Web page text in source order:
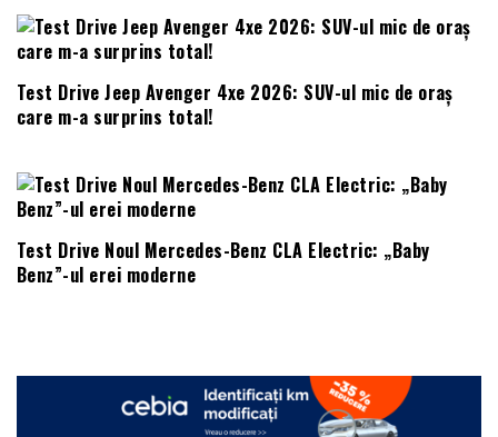
Test Drive Jeep Avenger 4xe 2026: SUV-ul mic de oraș
care m-a surprins total!
Test Drive Noul Mercedes-Benz CLA Electric: „Baby
Benz”-ul erei moderne